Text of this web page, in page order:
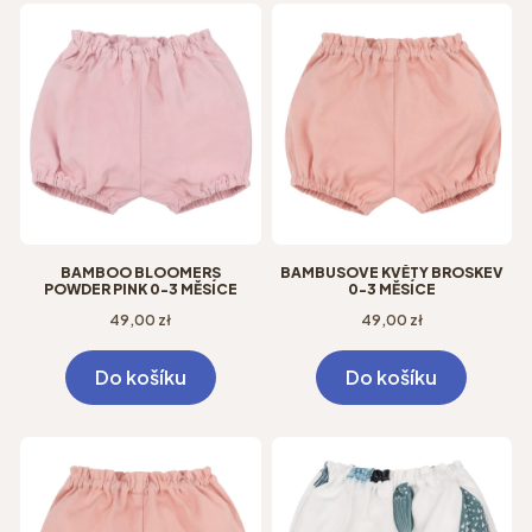
BAMBOO BLOOMERS
POWDER PINK 0-3 MĚSÍCE
Cena
49,00 zł
Do košíku
BAMBUSOVÉ KVĚTY BROSKEV
0-3 MĚSÍCE
Cena
49,00 zł
Do košíku